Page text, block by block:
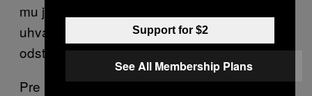
mu je bilo drago kada je čuo da su teroristi
uhvaćeni: „Osećao sam kao da su napokon
odstranili tumor iz Molenbeka“.
Pre nego što sam otišao, pričao sam sa
Support for $2
See All Membership Plans